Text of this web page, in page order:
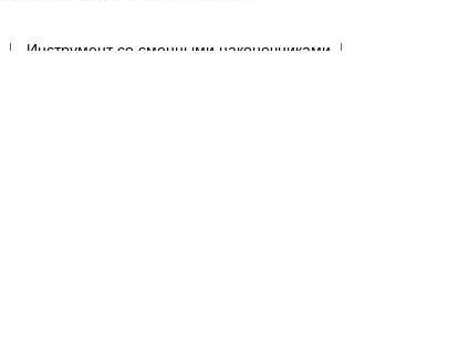
Инструмент со сменными наконечниками